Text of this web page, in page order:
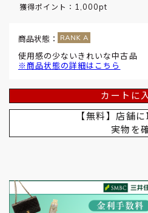
獲得ポイント： 1,000pt
商品状態：
使用感の少ないきれいな中古品
※商品状態の詳細はこちら
カートに
【無料】店舗
実物を